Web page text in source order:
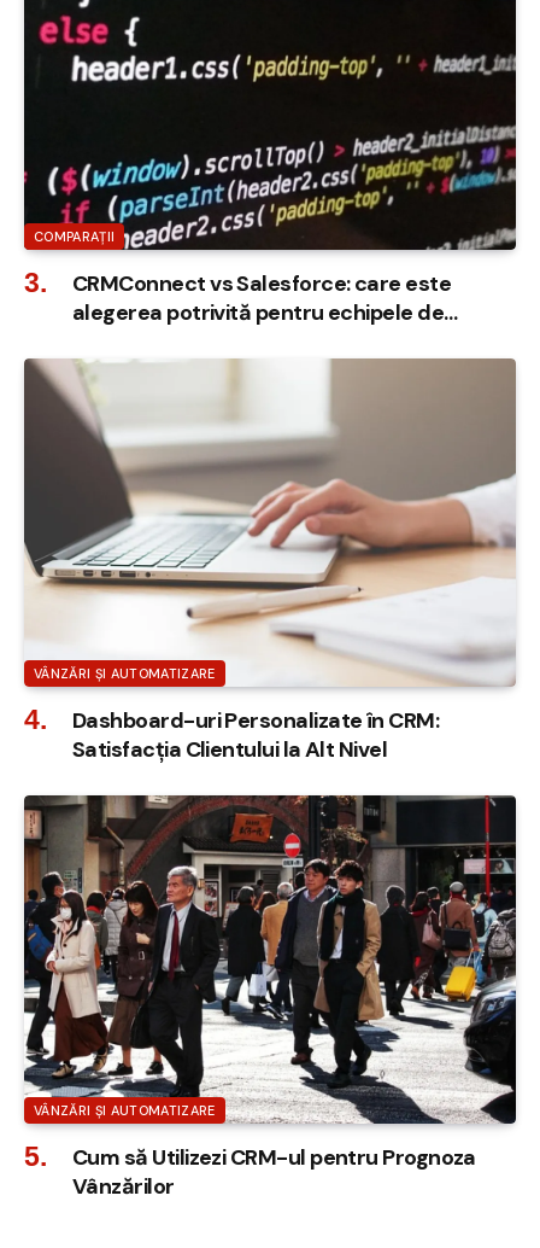
COMPARAȚII
CRMConnect vs Salesforce: care este
alegerea potrivită pentru echipele de
VÂNZĂRI ȘI AUTOMATIZARE
Dashboard-uri Personalizate în CRM:
Satisfacția Clientului la Alt Nivel
VÂNZĂRI ȘI AUTOMATIZARE
Cum să Utilizezi CRM-ul pentru Prognoza
Vânzărilor